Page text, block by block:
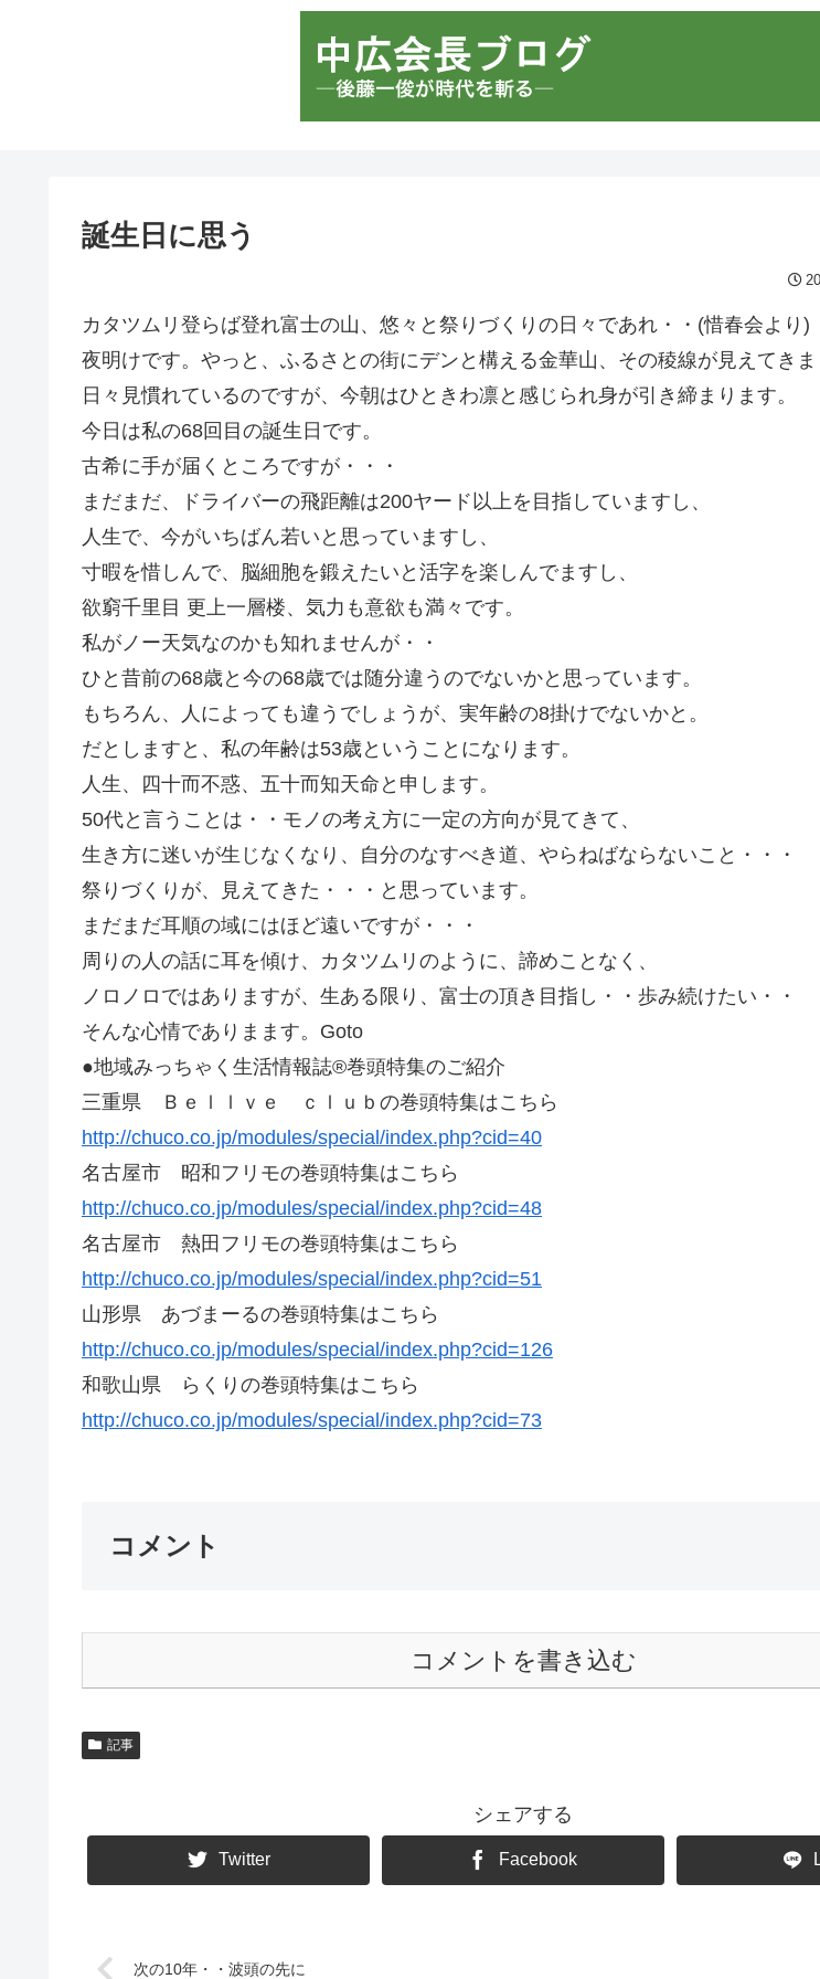
誕生日に思う
カタツムリ登らば登れ富士の山、悠々と祭りづくりの日々であれ・・(惜春会より)
夜明けです。やっと、ふるさとの街にデンと構える金華山、その稜線が見えてきま
日々見慣れているのですが、今朝はひときわ凛と感じられ身が引き締まります。
今日は私の68回目の誕生日です。
古希に手が届くところですが・・・
まだまだ、ドライバーの飛距離は200ヤード以上を目指していますし、
人生で、今がいちばん若いと思っていますし、
寸暇を惜しんで、脳細胞を鍛えたいと活字を楽しんでますし、
欲窮千里目 更上一層楼、気力も意欲も満々です。
私がノー天気なのかも知れませんが・・
ひと昔前の68歳と今の68歳では随分違うのでないかと思っています。
もちろん、人によっても違うでしょうが、実年齢の8掛けでないかと。
だとしますと、私の年齢は53歳ということになります。
人生、四十而不惑、五十而知天命と申します。
50代と言うことは・・モノの考え方に一定の方向が見てきて、
生き方に迷いが生じなくなり、自分のなすべき道、やらねばならないこと・・・
祭りづくりが、見えてきた・・・と思っています。
まだまだ耳順の域にはほど遠いですが・・・
周りの人の話に耳を傾け、カタツムリのように、諦めことなく、
ノロノロではありますが、生ある限り、富士の頂き目指し・・歩み続けたい・・
そんな心情でありまます。Goto
●地域みっちゃく生活情報誌®巻頭特集のご紹介
三重県 Ｂｅｌｌｖｅ ｃｌｕｂの巻頭特集はこちら
http://chuco.co.jp/modules/special/index.php?cid=40
名古屋市 昭和フリモの巻頭特集はこちら
http://chuco.co.jp/modules/special/index.php?cid=48
名古屋市 熱田フリモの巻頭特集はこちら
http://chuco.co.jp/modules/special/index.php?cid=51
山形県 あづまーるの巻頭特集はこちら
http://chuco.co.jp/modules/special/index.php?cid=126
和歌山県 らくりの巻頭特集はこちら
http://chuco.co.jp/modules/special/index.php?cid=73
コメント
コメントを書き込む
記事
シェアする
Twitter Facebook
次の10年・・波頭の先に